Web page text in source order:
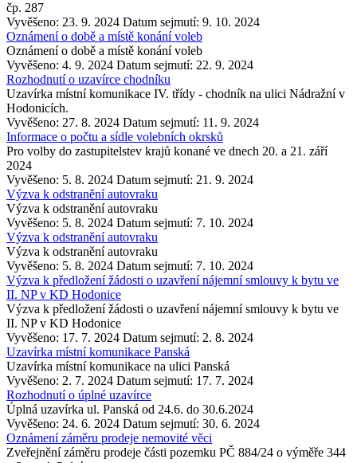
čp. 287
Vyvěšeno: 23. 9. 2024 Datum sejmutí: 9. 10. 2024
Oznámení o době a místě konání voleb
Oznámení o době a místě konání voleb
Vyvěšeno: 4. 9. 2024 Datum sejmutí: 22. 9. 2024
Rozhodnutí o uzavírce chodníku
Uzavírka místní komunikace IV. třídy - chodník na ulici Nádražní v
Hodonicích.
Vyvěšeno: 27. 8. 2024 Datum sejmutí: 11. 9. 2024
Informace o počtu a sídle volebních okrsků
Pro volby do zastupitelstev krajů konané ve dnech 20. a 21. září
2024
Vyvěšeno: 5. 8. 2024 Datum sejmutí: 21. 9. 2024
Výzva k odstranění autovraku
Výzva k odstranění autovraku
Vyvěšeno: 5. 8. 2024 Datum sejmutí: 7. 10. 2024
Výzva k odstranění autovraku
Výzva k odstranění autovraku
Vyvěšeno: 5. 8. 2024 Datum sejmutí: 7. 10. 2024
Výzva k předložení žádosti o uzavření nájemní smlouvy k bytu ve
II. NP v KD Hodonice
Výzva k předložení žádosti o uzavření nájemní smlouvy k bytu ve
II. NP v KD Hodonice
Vyvěšeno: 17. 7. 2024 Datum sejmutí: 2. 8. 2024
Uzavírka místní komunikace Panská
Uzavírka místní komunikace na ulici Panská
Vyvěšeno: 2. 7. 2024 Datum sejmutí: 17. 7. 2024
Rozhodnutí o úplné uzavírce
Úplná uzavírka ul. Panská od 24.6. do 30.6.2024
Vyvěšeno: 24. 6. 2024 Datum sejmutí: 30. 6. 2024
Oznámení záměru prodeje nemovité věci
Zveřejnění záměru prodeje části pozemku PČ 884/24 o výměře 344